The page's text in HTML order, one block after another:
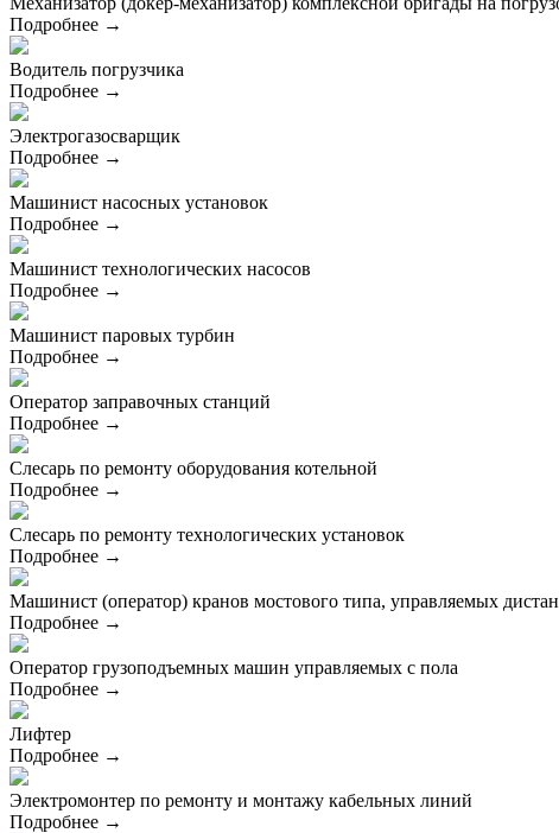
Подробнее →
Водитель погрузчика
Подробнее →
Электрогазосварщик
Подробнее →
Машинист насосных установок
Подробнее →
Машинист технологических насосов
Подробнее →
Машинист паровых турбин
Подробнее →
Оператор заправочных станций
Подробнее →
Слесарь по ремонту оборудования котельной
Подробнее →
Слесарь по ремонту технологических установок
Подробнее →
Машинист (оператор) кранов мостового типа, управляемых
Подробнее →
Оператор грузоподъемных машин управляемых с пола
Подробнее →
Лифтер
Подробнее →
Электромонтер по ремонту и монтажу кабельных линий
Подробнее →